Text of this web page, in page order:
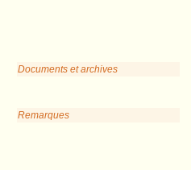
Documents et archives
Remarques